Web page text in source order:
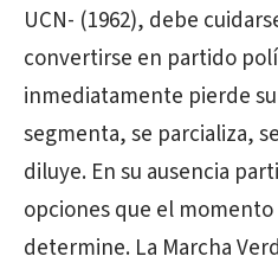
UCN- (1962), debe
convertirse en partido
inmediatamente pierde
segmenta, se parcializa,
diluye. En su ausencia
opciones que el
determine. La Marcha